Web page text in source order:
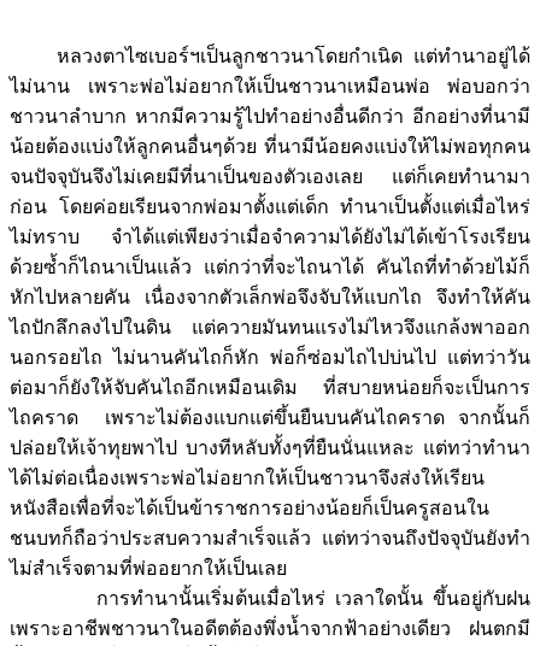
หลวงตาไซเบอร์ฯเป็นลูกชาวนาโดยกำเนิด แต่ทำนาอยู่ได้
ไม่นาน เพราะพ่อไม่อยากให้เป็นชาวนาเหมือนพ่อ พ่อบอกว่า
ชาวนาลำบาก หากมีความรู้ไปทำอย่างอื่นดีกว่า อีกอย่างที่นามี
น้อยต้องแบ่งให้ลูกคนอื่นๆด้วย ที่นามีน้อยคงแบ่งให้ไม่พอทุกคน
จนปัจจุบันจึงไม่เคยมีที่นาเป็นของตัวเองเลย แต่ก็เคยทำนามา
ก่อน โดยค่อยเรียนจากพ่อมาตั้งแต่เด็ก ทำนาเป็นตั้งแต่เมื่อไหร่
ไม่ทราบ จำได้แต่เพียงว่าเมื่อจำความได้ยังไม่ได้เข้าโรงเรียน
ด้วยซ้ำก็ไถนาเป็นแล้ว แต่กว่าที่จะไถนาได้ คันไถที่ทำด้วยไม้ก็
หักไปหลายคัน เนื่องจากตัวเล็กพ่อจึงจับให้แบกไถ จึงทำให้คัน
ไถปักลึกลงไปในดิน แต่ควายมันทนแรงไม่ไหวจึงแกล้งพาออก
นอกรอยไถ ไม่นานคันไถก็หัก พ่อก็ซ่อมไถไปบ่นไป แต่ทว่าวัน
ต่อมาก็ยังให้จับคันไถอีกเหมือนเดิม ที่สบายหน่อยก็จะเป็นการ
ไถคราด เพราะไม่ต้องแบกแต่ขึ้นยืนบนคันไถคราด จากนั้นก็
ปล่อยให้เจ้าทุยพาไป บางทีหลับทั้งๆที่ยืนนั่นแหละ แต่ทว่าทำนา
ได้ไม่ต่อเนื่องเพราะพ่อไม่อยากให้เป็นชาวนาจึงส่งให้เรียน
หนังสือเพื่อที่จะได้เป็นข้าราชการอย่างน้อยก็เป็นครูสอนใน
ชนบทก็ถือว่าประสบความสำเร็จแล้ว แต่ทว่าจนถึงปัจจุบันยังทำ
ไม่สำเร็จตามที่พ่ออยากให้เป็นเลย
การทำนานั้นเริ่มต้นเมื่อไหร่ เวลาใดนั้น ขึ้นอยู่กับฝน
เพราะอาชีพชาวนาในอดีตต้องพึ่งน้ำจากฟ้าอย่างเดียว ฝนตกมี